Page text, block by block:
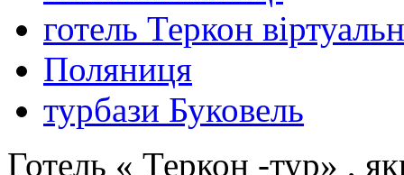
готель Теркон
Поляниця
турбази Буковель
Готель « Теркон -тур» ,